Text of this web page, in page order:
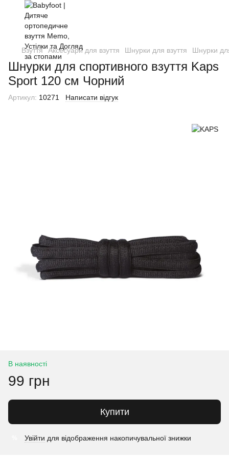
Взуття Аксесуари для взуття Шнурки для взуття Шнурки
Шнурки для спортивного взуття Kaps
Sport 120 см Чорний
Артикул: 10271 Написати відгук
В наявності
99 грн
Купити
Увійти для відображення накопичувальної знижки